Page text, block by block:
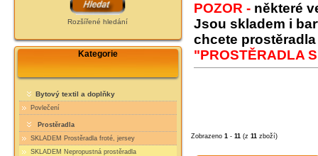
Rozšířené hledání
Kategorie
Bytový textil a doplňky
Povlečení
Prostěradla
SKLADEM Prostěradla froté, jersey
SKLADEM Nepropustná prostěradla
POZOR - některé
Jsou skladem i
chcete
"PROSTĚRADLA
Zobrazeno 1 - 11 (z 11 zboží)